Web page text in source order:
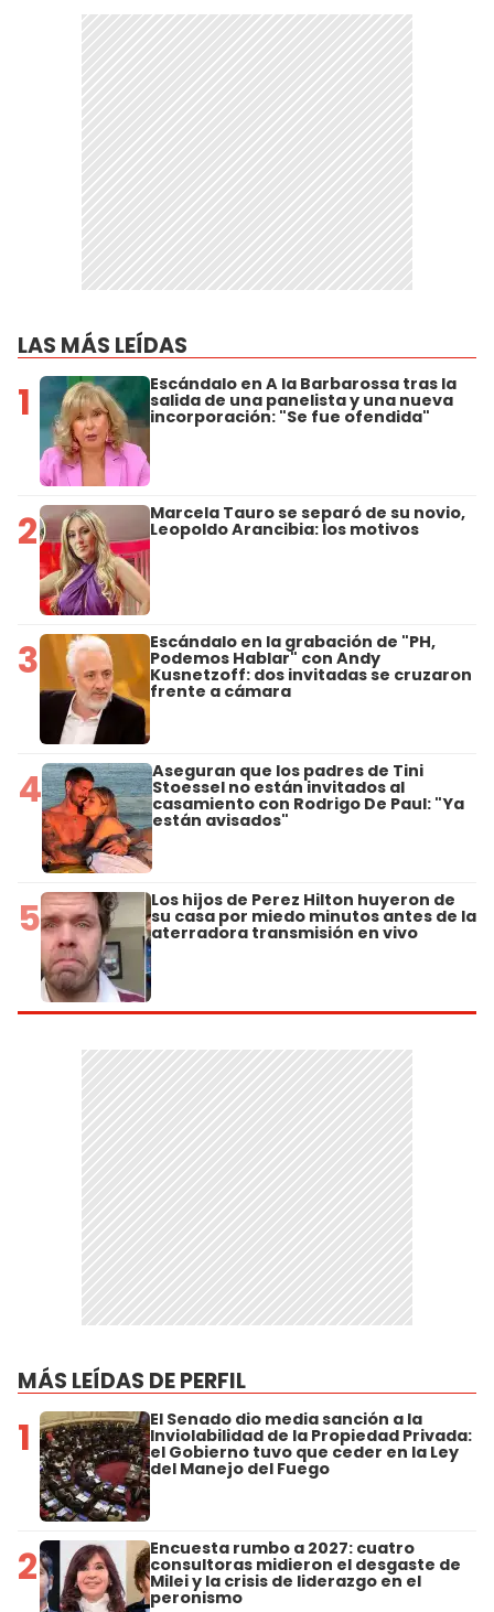
LAS MÁS LEÍDAS
1 Escándalo en A la Barbarossa tras la
salida de una panelista y una nueva
incorporación: "Se fue ofendida"
2 Marcela Tauro se separó de su novio,
Leopoldo Arancibia: los motivos
3 Escándalo en la grabación de "PH,
Podemos Hablar" con Andy
Kusnetzoff: dos invitadas se cruzaron
frente a cámara
4 Aseguran que los padres de Tini
Stoessel no están invitados al
casamiento con Rodrigo De Paul: "Ya
están avisados"
5 Los hijos de Perez Hilton huyeron de
su casa por miedo minutos antes de la
aterradora transmisión en vivo
MÁS LEÍDAS DE PERFIL
1 El Senado dio media sanción a la
Inviolabilidad de la Propiedad Privada:
el Gobierno tuvo que ceder en la Ley
del Manejo del Fuego
2 Encuesta rumbo a 2027: cuatro
consultoras midieron el desgaste de
Milei y la crisis de liderazgo en el
peronismo